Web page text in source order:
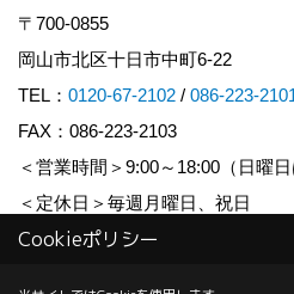
〒700-0855
岡山市北区十日市中町6-22
TEL： 0120-67-2102 / 086-223-
FAX：086-223-2103
＜営業時間＞9:00～18:00（日曜
＜定休日＞毎週月曜日、祝日
Cookieポリシー